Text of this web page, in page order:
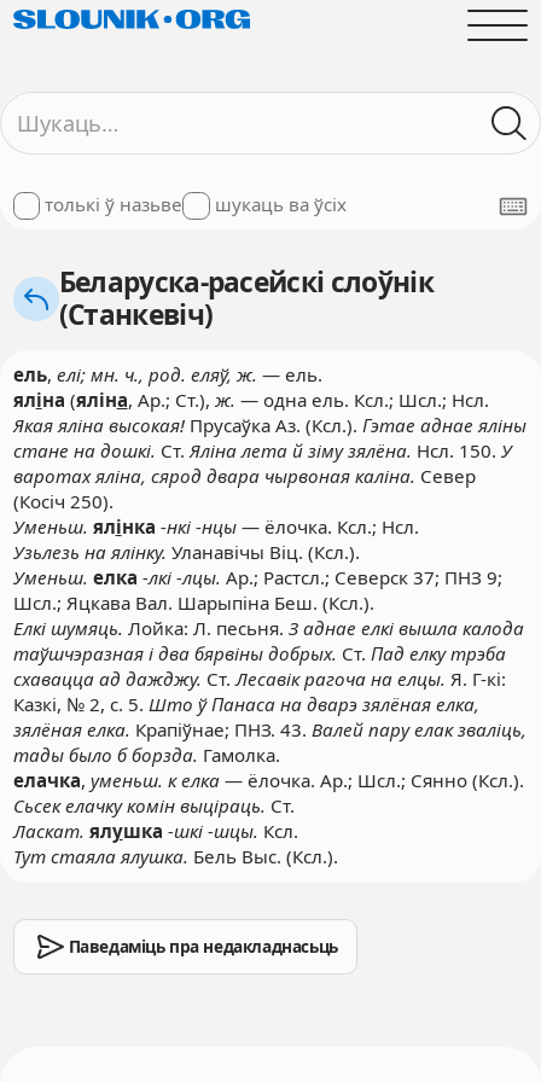
толькі ў назьве шукаць ва ўсіх
Беларуска-расейскі слоўнік
(Станкевіч)
ель, елі; мн. ч., род. еляў, ж. — ель.
яліна (яліна, Ар.; Ст.),ж. — одна ель. Ксл.; Шсл.; Нсл.
Якая яліна высокая!Прусаўка Аз. (Ксл.). Гэтае аднае яліны
стане на дошкі. Ст.Яліна лета й зіму зялёна. Нсл. 150. У
варотах яліна, сярод двара чырвоная каліна. Север
(Косіч 250).
Уменьш. ялінка -нкі -нцы— ёлочка. Ксл.; Нсл.
Узьлезь на ялінку. Уланавічы Віц. (Ксл.).
Уменьш. елка -лкі -лцы. Ар.; Растсл.; Северск 37; ПНЗ 9;
Шсл.; Яцкава Вал. Шарыпіна Беш. (Ксл.).
Елкі шумяць. Лойка: Л. песьня. З аднае елкі вышла калода
таўшчэразная і два бярвіны добрых. Ст. Пад елку трэба
схавацца ад дажджу. Ст.Лесавік рагоча на елцы. Я. Г-кі:
Казкі, № 2, с. 5. Што ў Панаса на дварэ зялёная елка,
зялёная елка. Крапіўнае; ПНЗ. 43. Валей пару елак зваліць,
тады было б борзда. Гамолка.
елачка, уменьш. к елка— ёлочка. Ар.; Шсл.; Сянно (Ксл.).
Сьсек елачку комін выціраць. Ст.
Ласкат. ялушка -шкі -шцы. Ксл.
Тут стаяла ялушка. Бель Выс. (Ксл.).
Паведаміць пра недакладнасьць